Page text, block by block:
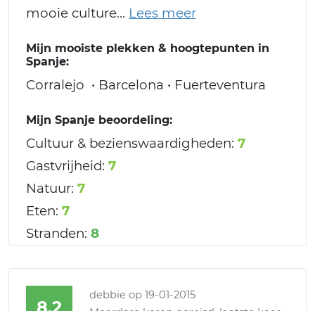
mooie culture
Mijn mooiste plekken & hoogtepunten in
Spanje:
Corralejo • Barcelona • Fuerteventura
Mijn Spanje beoordeling:
Cultuur & bezienswaardigheden: 7
Gastvrijheid: 7
Natuur: 7
Eten: 7
Stranden: 8
debbie op 19-01-2015